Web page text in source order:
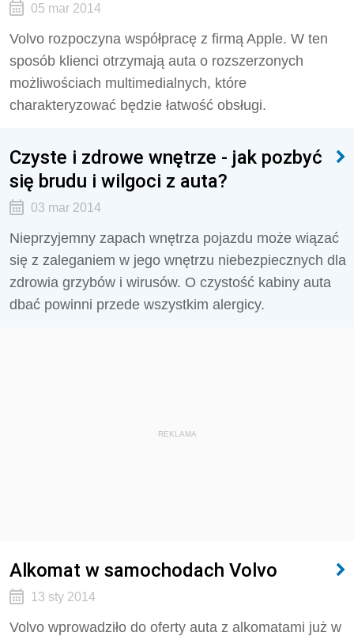
05 mar 2014
Volvo rozpoczyna współpracę z firmą Apple. W ten
sposób klienci otrzymają auta o rozszerzonych
możliwościach multimedialnych, które
charakteryzować będzie łatwość obsługi.
Czyste i zdrowe wnętrze - jak pozbyć
się brudu i wilgoci z auta?
03 mar 2014
Nieprzyjemny zapach wnętrza pojazdu może wiązać
się z zaleganiem w jego wnętrzu niebezpiecznych dla
zdrowia grzybów i wirusów. O czystość kabiny auta
dbać powinni przede wszystkim alergicy.
REKLAMA
Alkomat w samochodach Volvo
13 sty 2014
Volvo wprowadziło do oferty auta z alkomatami już w